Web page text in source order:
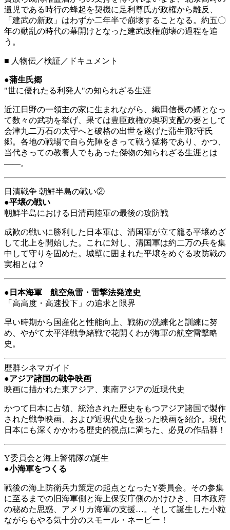
遺児である時行の蜂起を契機に足利尊氏が政権から離反、
「建武の新政」はわずか二年半で崩壊することなる。約五〇
年の動乱の時代の幕開けとなった建武政権崩壊の過程を追
う。
■ 人物伝／検証／ドキュメント
●蒲生氏郷
"世に優れたる利発人"の知られざる生涯
近江日野の一領主の家に生まれながら、織田信長の婿となっ
て数々の武功を挙げ、果ては豊臣政権の奥羽支配の要として
会津九二万石の太守へと破格の出世を遂げた蒲生飛?守氏
郷。各地の戦場で自ら先陣をきって戦う猛将であり、かつ、
当代きっての教養人でもあった傑物の知られざる生涯とは
――。
日清戦争 朝鮮半島の戦い②
●平壌の戦い
朝鮮半島における日清両陸軍の最後の攻防戦
成歓の戦いに勝利した日本軍は、清国軍が立て籠る平壌めざ
して北上を開始した。これに対し、清国軍は約二万の兵を集
中して守りを固めた。城壁に囲まれた平壌をめぐる攻防戦の
実相とは？
● 日本海軍 航空魚雷・雷撃法発達史
「高高度・高速投下」の追求と限界
早い時期から国産化と性能向上、戦術の洗練化と訓練に努
め、やがて太平洋戦争緒戦で花開くわが海軍の航空雷撃略
史。
歴群シネマガイド
●アジア諸国の戦争映画
映画に描かれた東アジア、東南アジアの近現代史
かつて日本に占領、統治された歴史をもつアジア諸国で製作
された戦争映画、および近現代史を扱った映画を紹介。現代
日本にも深くかかわる歴史的視点に満ちた、必見の作品群！
Y委員会と海上警備隊の誕生
●小海軍をつくる
戦後の海上防衛兵力策定の起点となったY委員会。その参集
に至るまでの旧海軍側と海上保安庁側のかけひき、日本政府
の秘めた思惑、アメリカ海軍の支援…。そして誕生した小粒
ながらもやる気十分のスモール・ネービー！